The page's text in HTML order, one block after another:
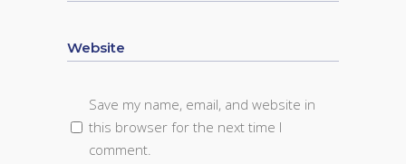
Save my name, email, and website in
this browser for the next time I
comment.